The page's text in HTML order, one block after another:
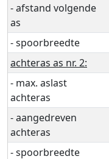
- afstand volgende
as
- spoorbreedte
achteras as nr. 2:
- max. aslast
achteras
- aangedreven
achteras
- spoorbreedte